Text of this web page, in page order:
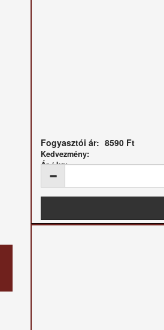
Fogyasztói ár: 8590 Ft
Kedvezmény:
Ár / kg: